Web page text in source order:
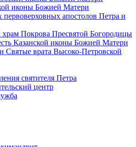
иконы Божией Матери
первоверховных апостолов Петра и
Покрова Пресвятой Богородицы
Казанской иконы Божией Матери
Святые врата Высоко-Петровской
святителя Петра
центр